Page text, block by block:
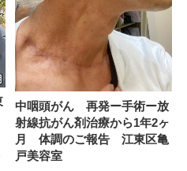
中咽頭がん 再発ー手術ー放
射線抗がん剤治療から1年2ヶ
月 体調のご報告 江東区亀
戸美容室